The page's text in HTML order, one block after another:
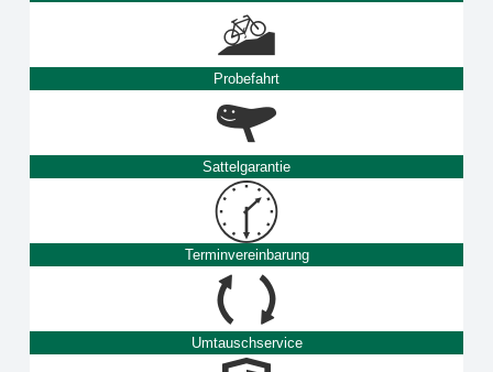
Probefahrt
Sattelgarantie
Terminvereinbarung
Umtauschservice